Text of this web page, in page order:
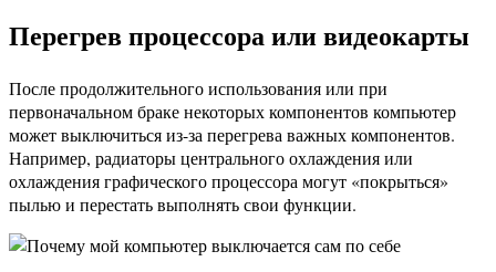
Перегрев процессора или видеокарты
После продолжительного использования или при
первоначальном браке некоторых компонентов компьютер
может выключиться из-за перегрева важных компонентов.
Например, радиаторы центрального охлаждения или
охлаждения графического процессора могут «покрыться»
пылью и перестать выполнять свои функции.